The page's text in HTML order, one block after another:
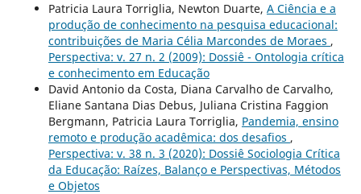
Patricia Laura Torriglia, Newton Duarte, A Ciência e a
produção de conhecimento na pesquisa educacional:
contribuições de Maria Célia Marcondes de Moraes ,
Perspectiva: v. 27 n. 2 (2009): Dossiê - Ontologia crítica
e conhecimento em Educação
David Antonio da Costa, Diana Carvalho de Carvalho,
Eliane Santana Dias Debus, Juliana Cristina Faggion
Bergmann, Patricia Laura Torriglia, Pandemia, ensino
remoto e produção acadêmica: dos desafios ,
Perspectiva: v. 38 n. 3 (2020): Dossiê Sociologia Crítica
da Educação: Raízes, Balanço e Perspectivas, Métodos
e Objetos